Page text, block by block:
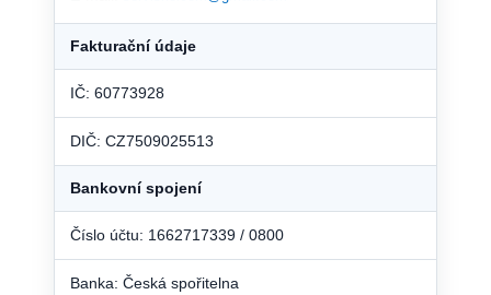
Fakturační údaje
IČ: 60773928
DIČ: CZ7509025513
Bankovní spojení
Číslo účtu: 1662717339 / 0800
Banka: Česká spořitelna